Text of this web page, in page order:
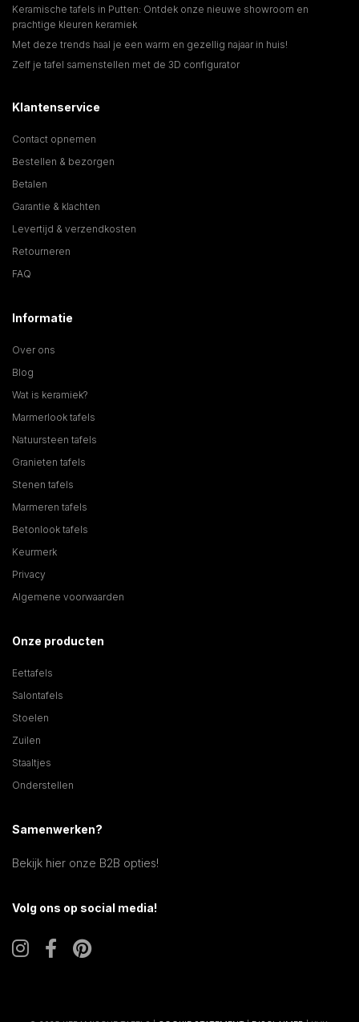
Keramische tafels in Putten: Ontdek onze nieuwe showroom en
prachtige kleuren keramiek
Met deze trends haal je een warm en gezellig najaar in huis!
Zelf je tafel samenstellen met de 3D configurator
Klantenservice
Contact opnemen
Bestellen & bezorgen
Betalen
Garantie & klachten
Levertijd & verzendkosten
Retourneren
FAQ
Informatie
Over ons
Blog
Wat is keramiek?
Marmerlook tafels
Natuursteen tafels
Granieten tafels
Stenen tafels
Marmeren tafels
Betonlook tafels
Keurmerk
Privacy
Algemene voorwaarden
Onze producten
Eettafels
Salontafels
Stoelen
Zuilen
Staaltjes
Onderstellen
Samenwerken?
Bekijk hier onze B2B opties!
Volg ons op social media!